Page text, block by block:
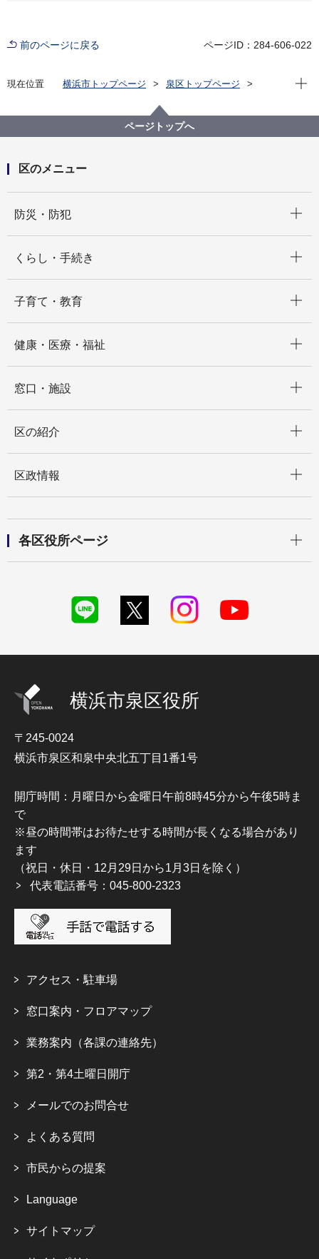
前のページに戻る ページID：284-606-022
現在位置 横浜市トップページ
泉区トップページ
写真で綴る泉区 区民提供写真紹介
写真で綴る泉区 区民提供写真紹介 一般写真(1)
現在
ページトップへ
区のメニュー
防災・防犯
くらし・手続き
子育て・教育
健康・医療・福祉
窓口・施設
区の紹介
区政情報
各区役所ページ
横浜市泉区役所
〒245-0024
横浜市泉区和泉中央北五丁目1番1号
開庁時間：月曜日から金曜日午前8時45分から午後5時ま
で
※昼の時間帯はお待たせする時間が長くなる場合があり
ます
（祝日・休日・12月29日から1月3日を除く）
代表電話番号：045-800-2323
アクセス・駐車場
窓口案内・フロアマップ
業務案内（各課の連絡先）
第2・第4土曜日開庁
メールでのお問合せ
よくある質問
市民からの提案
Language
サイトマップ